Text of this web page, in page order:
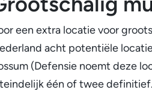
een extra locatie voor
acht potentiële
(Defensie noemt deze
één of twee definitief.